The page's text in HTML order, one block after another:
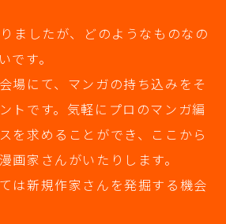
ましたが、どのようなものなの
です。
場にて、マンガの持ち込みをそ
トです。気軽にプロのマンガ編
を求めることができ、ここから
画家さんがいたりします。
は新規作家さんを発掘する機会